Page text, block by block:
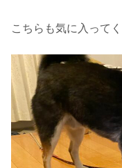
こちらも気に入って